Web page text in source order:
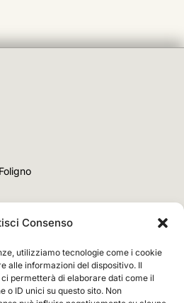
Consenso
utilizziamo tecnologie come i cookie
alle informazioni del dispositivo. Il
permetterà di elaborare dati come il
o ID unici su questo sito. Non